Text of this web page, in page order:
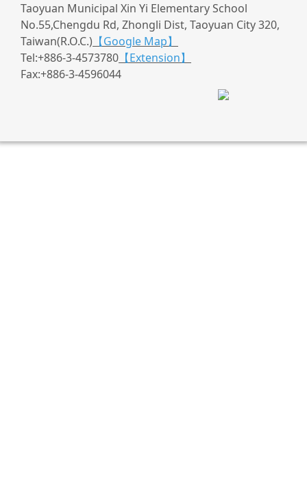
Taoyuan Municipal Xin Yi Elementary School
No.55,Chengdu Rd, Zhongli Dist, Taoyuan City 320,
Taiwan(R.O.C.) 【Google Map】
Tel:+886-3-4573780 【Extension】
Fax:+886-3-4596044